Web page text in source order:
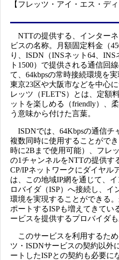
【フレッツ・アイ・エス・ディ
NTTの提供する、インター
ビスの名称。月額固定料金（
り、ISDN（INSネット64、
ト1500）で提供される通信回
て、64kbpsの常時接続環境を実
東京23区や大阪市などを中心
レッツ（FLET'S）とは、定額
ットを楽しめる（friendly）、
う意味から付けた言葉。
ISDNでは、64Kbpsの通信チ
複数同時に使用することがで
時に2Bまで使用可能）、フレ
の1チャンネルをNTTの提供す
CP/IPネットワークにダイヤル
は、この地域IP網を通じて、
ロバイダ（ISP）へ接続し、イ
環境を実現することができる
ポートするISPも増えてきてい
ービスを提供するプロバイダも
このサービスを利用するた
ツ・ISDNサービスの契約以外
ートしたISPとの契約も必要に